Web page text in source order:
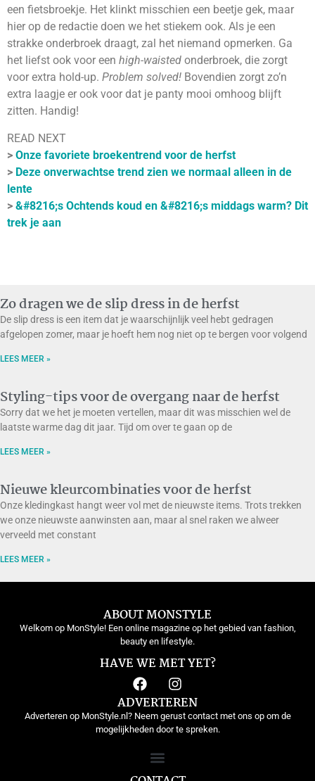
een fietsbroekje. Het klinkt misschien een beetje gek, maar
hier op de redactie doen we het stiekem ook. Als je een
strakke onderbroek draagt, zal het niemand opmerken. Ga
het liefst ook voor een high-waisted onderbroek, die zorgt
voor extra hold-up. Problem solved! Bovendien zorgt zo’n
extra laagje er ook voor dat je panty mooi omhoog blijft
zitten. Handig!
READ NEXT
> Onze favoriete broekentrend voor de herfst
> Deze onverwachtse trend zien we normaal alleen in de
lente
> &#8216;s Ochtends koud en &#8216;s middags warm? Dit
trek je aan
Zo dragen we de slip dress in de herfst
De slip dress is een item dat je waarschijnlijk veel hebt gedragen
afgelopen zomer, maar je hoeft hem nog niet op te bergen voor volgend
LEES MEER »
Styling-tips voor de overgang naar de herfst
Sorry dat we het je moeten vertellen, maar dit was misschien wel de
laatste warme dag dit jaar. Tijd om over te gaan op de
LEES MEER »
Nieuwe kleurcombinaties voor de herfst
Onze kledingkast hangt weer vol met de nieuwste items. Trots trekken
we onze nieuwste aanwinsten aan, maar al snel raken we alweer
verveeld met constant
LEES MEER »
ABOUT MONSTYLE
Welkom op MonStyle! Een online magazine op het gebied van fashion,
beauty en lifestyle.
HAVE WE MET YET?
ADVERTEREN
Adverteren op MonStyle.nl? Neem gerust contact met ons op om de
mogelijkheden door te spreken.